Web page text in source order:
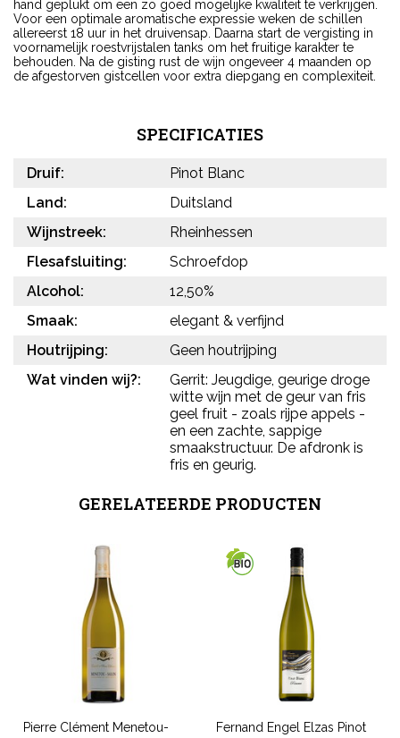
hand geplukt om een zo goed mogelijke kwaliteit te verkrijgen.
Voor een optimale aromatische expressie weken de schillen
allereerst 18 uur in het druivensap. Daarna start de vergisting in
voornamelijk roestvrijstalen tanks om het fruitige karakter te
behouden. Na de gisting rust de wijn ongeveer 4 maanden op
de afgestorven gistcellen voor extra diepgang en complexiteit.
SPECIFICATIES
Druif:
Pinot Blanc
Land:
Duitsland
Wijnstreek:
Rheinhessen
Flesafsluiting:
Schroefdop
Alcohol:
12,50%
Smaak:
elegant & verfijnd
Houtrijping:
Geen houtrijping
Wat vinden wij?:
Gerrit: Jeugdige, geurige droge
witte wijn met de geur van fris
geel fruit - zoals rijpe appels -
en een zachte, sappige
smaakstructuur. De afdronk is
fris en geurig.
GERELATEERDE PRODUCTEN
Pierre Clément Menetou-
Fernand Engel Elzas Pinot